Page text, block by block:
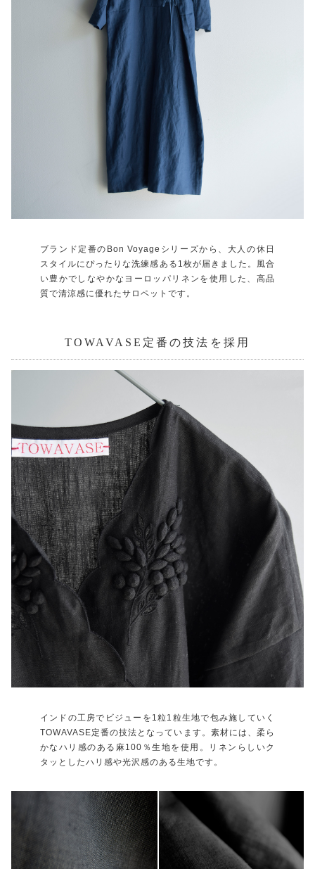
ブランド定番のBon Voyageシリーズから、大人の休日
スタイルにぴったりな洗練感ある1枚が届きました。風合
い豊かでしなやかなヨーロッパリネンを使用した、高品
質で清涼感に優れたサロペットです。
TOWAVASE定番の技法を採用
インドの工房でビジューを1粒1粒生地で包み施していく
TOWAVASE定番の技法となっています。素材には、柔ら
かなハリ感のある麻100％生地を使用。リネンらしいク
タッとしたハリ感や光沢感のある生地です。